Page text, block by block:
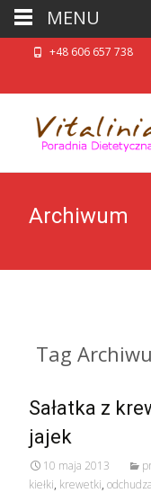
+48 606 657 738
Archiwum
Tag
Sałatka z
jajek
10 maja 2013
kiełki, krewetki,
MENU